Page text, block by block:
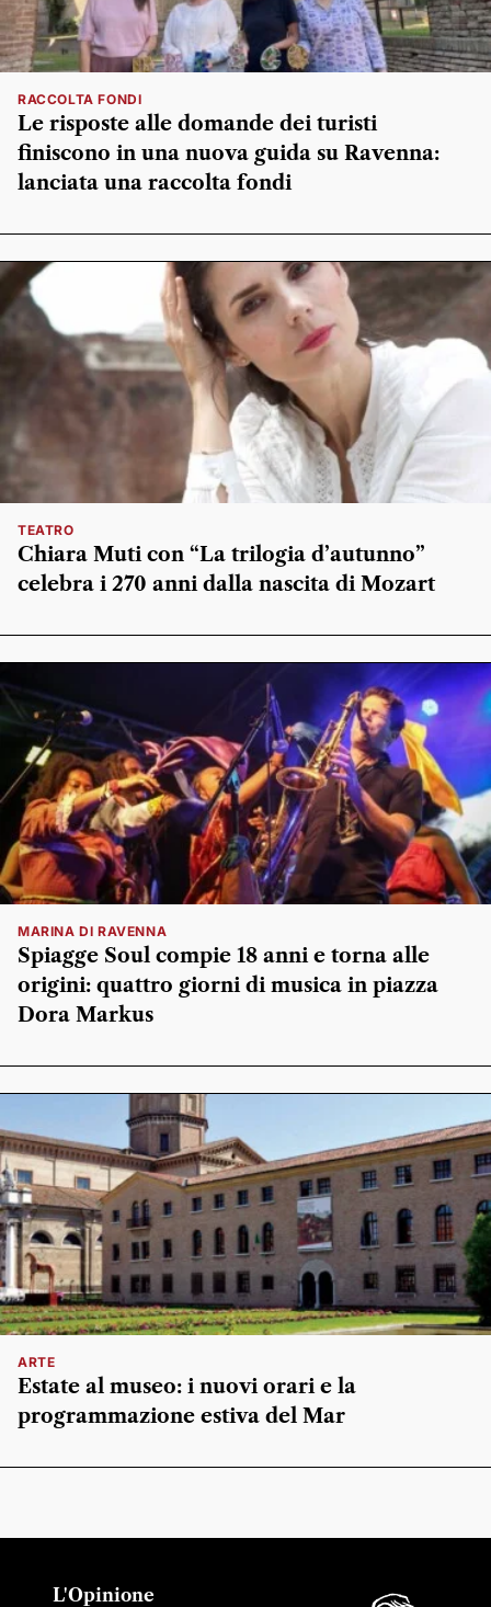
RACCOLTA FONDI
Le risposte alle domande dei turisti
finiscono in una nuova guida su Ravenna:
lanciata una raccolta fondi
TEATRO
Chiara Muti con “La trilogia d’autunno”
celebra i 270 anni dalla nascita di Mozart
MARINA DI RAVENNA
Spiagge Soul compie 18 anni e torna alle
origini: quattro giorni di musica in piazza
Dora Markus
ARTE
Estate al museo: i nuovi orari e la
programmazione estiva del Mar
L'Opinione